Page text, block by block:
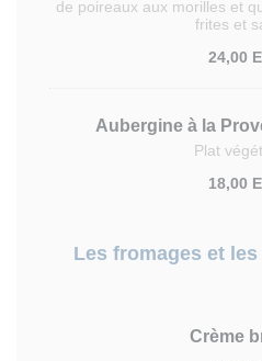
de poireaux aux morilles et
frites et
24,00
Aubergine à la
Plat
18,00
Les fromages et
Crème